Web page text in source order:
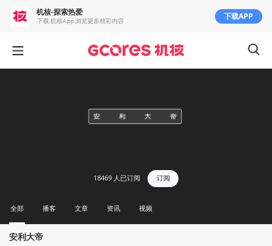
18469 人已订阅 订阅
全部 播客 文章 资讯 视频
安利大帝
机核-探索热爱
下载 机核App 浏览更多精彩内容 下载APP